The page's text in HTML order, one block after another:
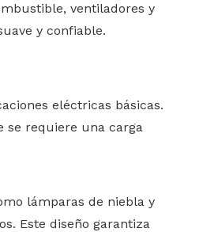
ventiladores y
y confiable.
eléctricas básicas.
se requiere una carga
lámparas de niebla y
Este diseño garantiza